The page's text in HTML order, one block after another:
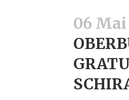
06 Mai